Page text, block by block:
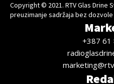
Copyright © 2021. RTV Glas Drine
preuzimanje sadržaja bez dozvole
+387 61